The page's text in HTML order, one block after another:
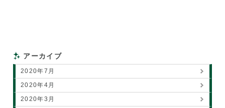
アーカイブ
2020年7月
2020年4月
2020年3月